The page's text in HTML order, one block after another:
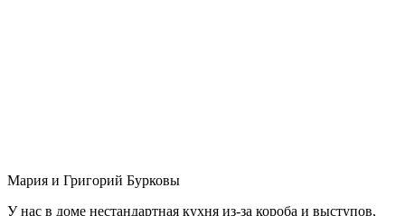
Мария и Григорий Бурковы
У нас в доме нестандартная кухня из-за короба и выступов,